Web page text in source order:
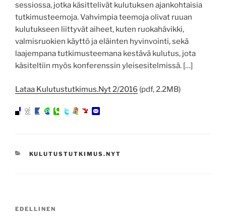
sessiossa, jotka käsittelivät kulutuksen ajankohtaisia
tutkimusteemoja. Vahvimpia teemoja olivat ruuan
kulutukseen liittyvät aiheet, kuten ruokahävikki,
valmisruokien käyttö ja eläinten hyvinvointi, sekä
laajempana tutkimusteemana kestävä kulutus, jota
käsiteltiin myös konferenssin yleisesitelmissä. […]
Lataa Kulutustutkimus.Nyt 2/2016 (pdf, 2.2MB)
KATEGORIAT
KULUTUSTUTKIMUS.NYT
Edellinen
EDELLINEN